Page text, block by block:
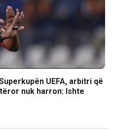
UEFA, arbitri që
nuk harron: Ishte